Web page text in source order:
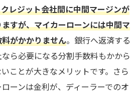
レジット会社間に中間マージンが
すが、マイカーローンには中間マ
がかかりません。銀行へ返済する
ら必要になる分割手数料もかから
ことが大きなメリットです。さら
ーンは金利が、ディーラーでのオ